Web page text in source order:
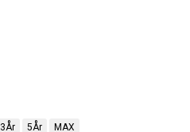
3År 5År MAX